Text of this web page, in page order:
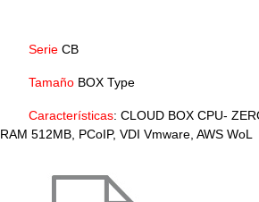
Serie CB
Tamaño BOX Type
Características: CLOUD BOX CPU-
RAM 512MB, PCoIP, VDI Vmware, AWS WoL